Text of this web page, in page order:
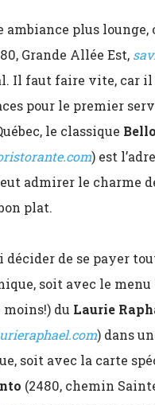
ambiance plus lounge,
Grande Allée Est,
Il faut faire vite, car il
pour le premier
le classique Bello
) est
admirer le charme
plat.
décider de se payer
soit avec le menu
du Laurie
) dans
soit avec la carte
(2480, chemin